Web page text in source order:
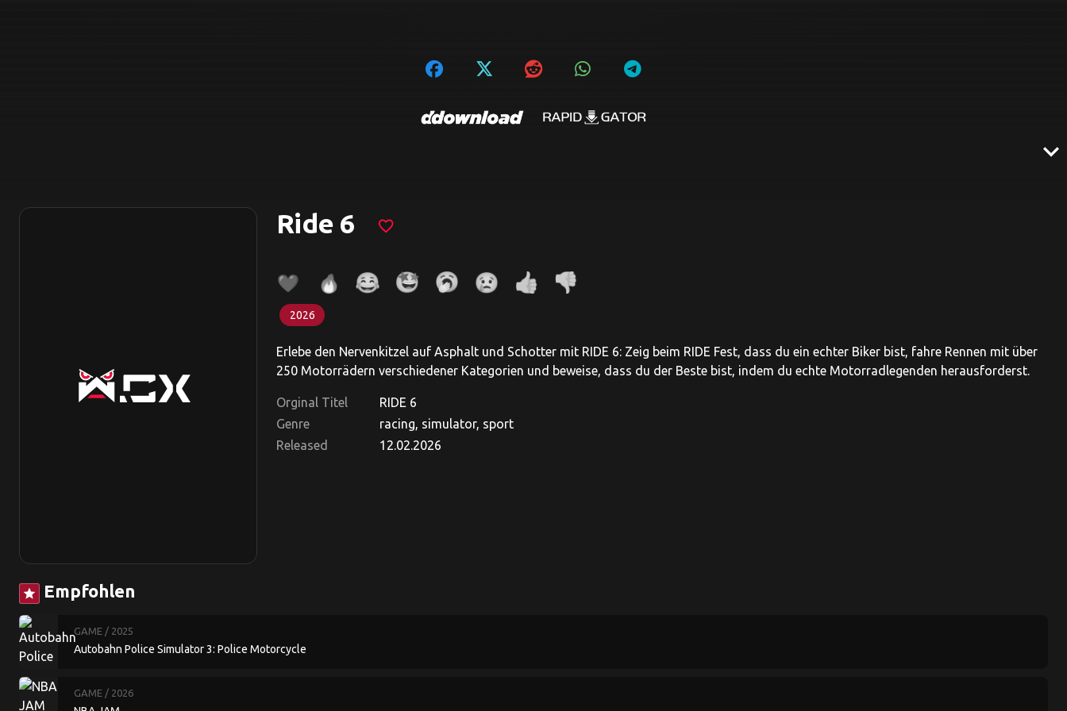
expand_more
Ride 6 favorite_border
2026
Erlebe den Nervenkitzel auf Asphalt und Schotter mit RIDE 6: Zeig beim RIDE Fest, dass du ein echter Biker bist, fahre Rennen mit über
250 Motorrädern verschiedener Kategorien und beweise, dass du der Beste bist, indem du echte Motorradlegenden herausforderst.
Orginal Titel
RIDE 6
Genre
racing, simulator, sport
Released
12.02.2026
star Empfohlen
GAME / 2025
Autobahn Police Simulator 3: Police Motorcycle
GAME / 2026